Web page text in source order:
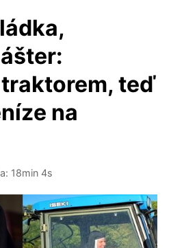
teď
na
18min 4s